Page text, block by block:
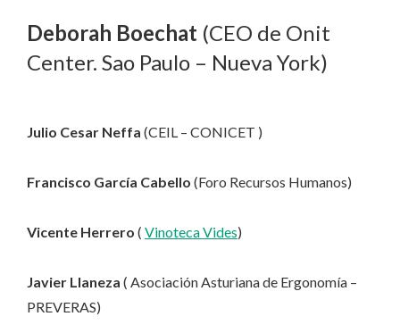
Deborah Boechat (CEO de Onit
Center. Sao Paulo – Nueva York)
Julio Cesar Neffa (CEIL – CONICET )
Francisco García Cabello (Foro Recursos Humanos)
Vicente Herrero ( Vinoteca Vides)
Javier Llaneza ( Asociación Asturiana de Ergonomía –
PREVERAS)